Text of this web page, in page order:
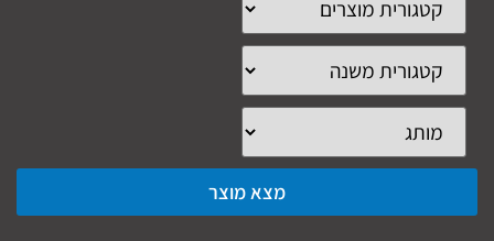
מצא מוצר